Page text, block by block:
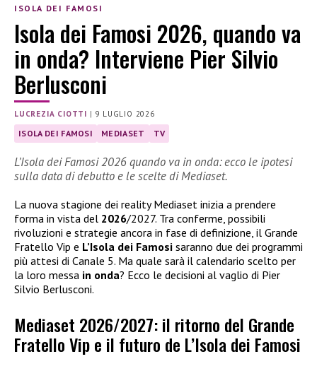
ISOLA DEI FAMOSI
Isola dei Famosi 2026, quando va
in onda? Interviene Pier Silvio
Berlusconi
LUCREZIA CIOTTI | 9 LUGLIO 2026
ISOLA DEI FAMOSI MEDIASET TV
L’Isola dei Famosi 2026 quando va in onda: ecco le ipotesi
sulla data di debutto e le scelte di Mediaset.
La nuova stagione dei reality Mediaset inizia a prendere
forma in vista del 2026/2027. Tra conferme, possibili
rivoluzioni e strategie ancora in fase di definizione, il Grande
Fratello Vip e L’Isola dei Famosi saranno due dei programmi
più attesi di Canale 5. Ma quale sarà il calendario scelto per
la loro messa in onda? Ecco le decisioni al vaglio di Pier
Silvio Berlusconi.
Mediaset 2026/2027: il ritorno del Grande
Fratello Vip e il futuro de L’Isola dei Famosi